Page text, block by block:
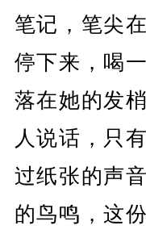
笔记，笔尖
停下来，喝
落在她的发
人说话，只
过纸张的声
的鸟鸣，这